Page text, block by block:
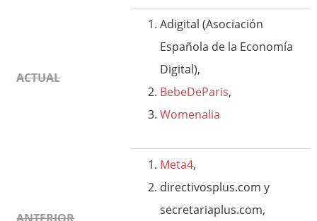
ACTUAL
Adigital (Asociación
Española de la Economía
Digital),
BebeDeParis,
Womenalia
Meta4,
directivosplus.com y
secretariaplus.com,